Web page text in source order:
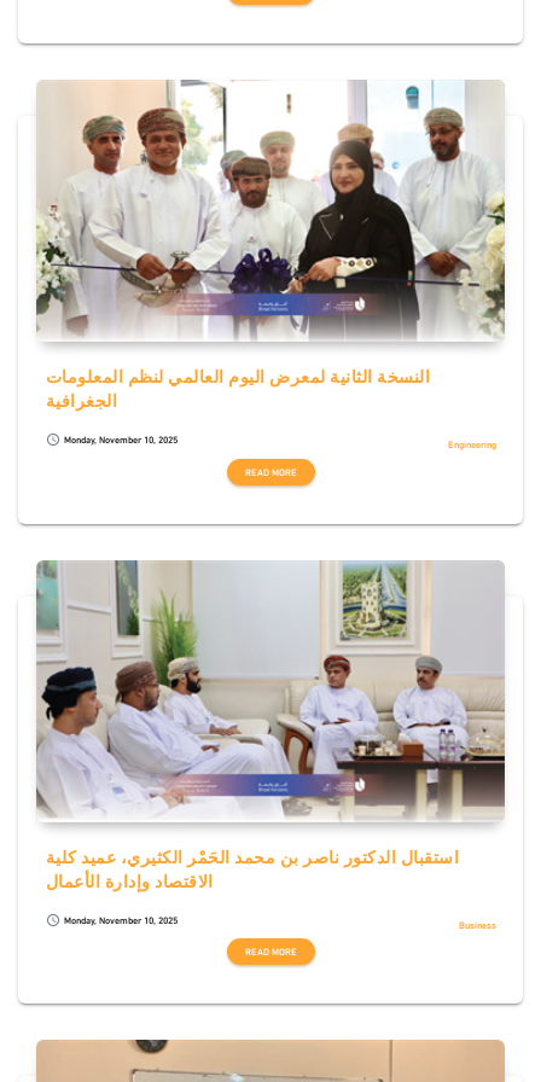
النسخة الثانية لمعرض اليوم العالمي لنظم المعلومات
الجغرافية
schedule Monday, November 10, 2025
Engineering
READ MORE
استقبال الدكتور ناصر بن محمد الحَمْر الكثيري، عميد كلية
الاقتصاد وإدارة الأعمال
schedule Monday, November 10, 2025
Business
READ MORE